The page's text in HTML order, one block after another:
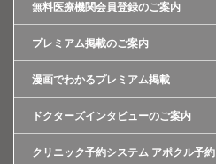
無料医療機関会員登録のご案内
プレミアム掲載のご案内
漫画でわかるプレミアム掲載
ドクターズインタビューのご案内
クリニック予約システム アポクル予約